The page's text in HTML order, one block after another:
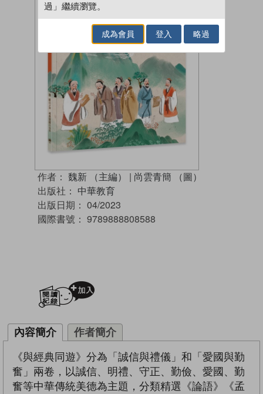
作者： 魏新 （主編） | 尚雲青簡 （圖）
出版社： 中華教育
出版日期： 04/2023
國際書號： 9789888808588
內容簡介 作者簡介
《與經典同遊》分為「誠信與禮儀」和「愛國與勤
奮」兩卷，以誠信、明禮、守正、勤儉、愛國、勤
奮等中華傳統美德為主題，分類精選《論語》《孟
過」繼續瀏覽。
成為會員 登入 略過